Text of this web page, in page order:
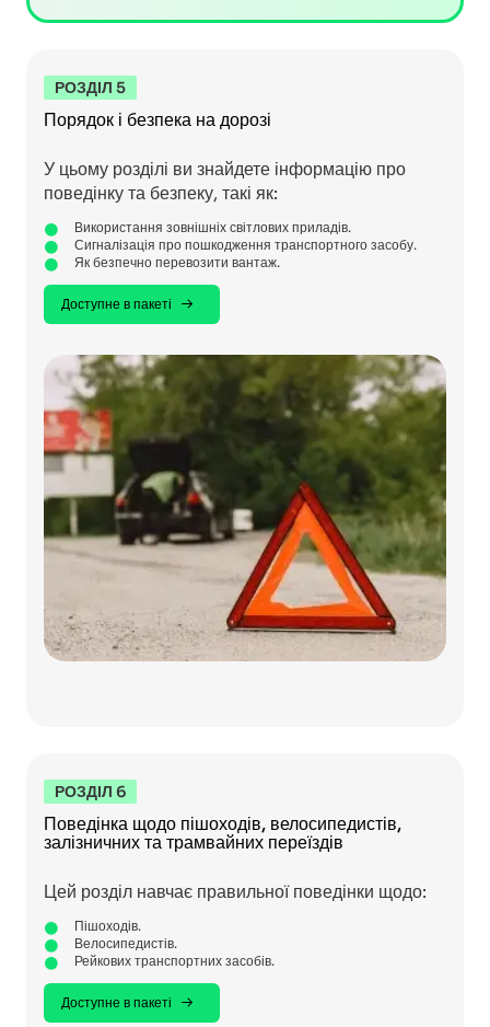
РОЗДІЛ 5
Порядок і безпека на дорозі
У цьому розділі ви знайдете інформацію про
поведінку та безпеку, такі як:
Використання зовнішніх світлових приладів.
Сигналізація про пошкодження транспортного засобу.
Як безпечно перевозити вантаж.
Доступне в пакеті
РОЗДІЛ 6
Поведінка щодо пішоходів, велосипедистів,
залізничних та трамвайних переїздів
Цей розділ навчає правильної поведінки щодо:
Пішоходів.
Велосипедистів.
Рейкових транспортних засобів.
Доступне в пакеті